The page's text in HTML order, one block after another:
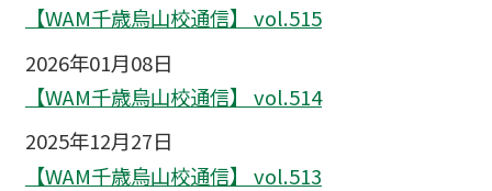
【WAM千歳烏山校通信】 vol.515
2026年01月08日
【WAM千歳烏山校通信】 vol.514
2025年12月27日
【WAM千歳烏山校通信】 vol.513